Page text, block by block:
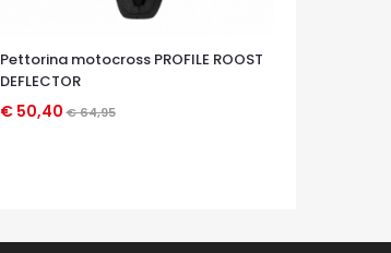
Pettorina motocross PROFILE ROOST
DEFLECTOR
€ 50,40€ 64,95